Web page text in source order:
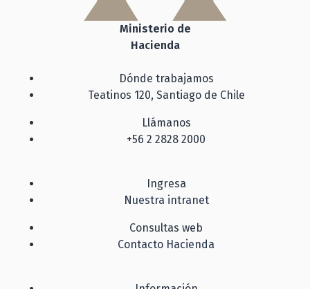
Ministerio de
Hacienda
Dónde trabajamos
Teatinos 120, Santiago de Chile
Llámanos
+56 2 2828 2000
Ingresa
Nuestra intranet
Consultas web
Contacto Hacienda